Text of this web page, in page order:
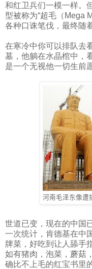
和红卫兵们一模一样。
型被称为“超毛（ Mega
各种口诛笔伐，最终随
在寒冷中你可以排队去
墓，他躺在水晶棺中，
是一个无视他一切生前
河南毛泽东像遭
世道已变，现在的中国
一次统计，肯德基在中
牌菜，好吃到让人舔手
如有猪肉，泡菜，蘑菇
确比不上毛的红宝书里